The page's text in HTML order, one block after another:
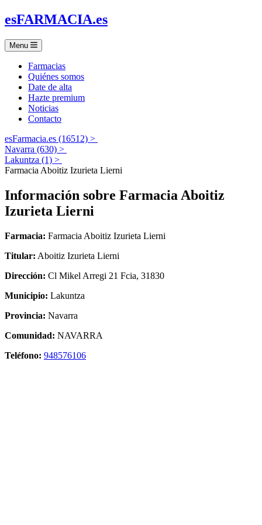
esFARMACIA.es
Menu
Farmacias
Quiénes somos
Date de alta
Hazte premium
Noticias
Contacto
esFarmacia.es (16512) >
Navarra (630) >
Lakuntza (1) >
Farmacia Aboitiz Izurieta Lierni
Información sobre Farmacia Aboitiz
Izurieta Lierni
Farmacia: Farmacia Aboitiz Izurieta Lierni
Titular: Aboitiz Izurieta Lierni
Dirección: Cl Mikel Arregi 21 Fcia, 31830
Municipio: Lakuntza
Provincia: Navarra
Comunidad: NAVARRA
Teléfono: 948576106